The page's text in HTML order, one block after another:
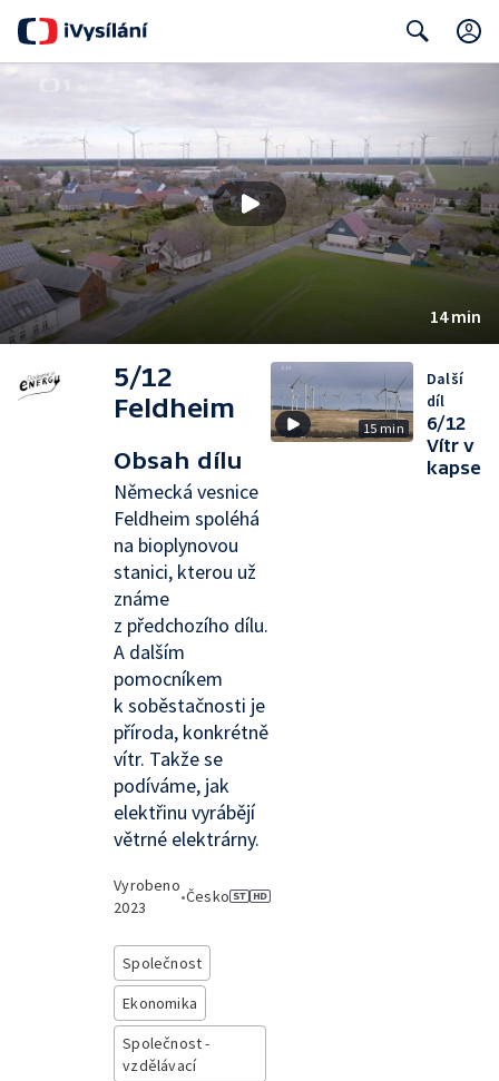
14 min
5/12
Feldheim
Obsah dílu
Německá vesnice
Feldheim spoléhá
na bioplynovou
stanici, kterou už
známe
z předchozího dílu.
A dalším
pomocníkem
k soběstačnosti je
příroda, konkrétně
vítr. Takže se
podíváme, jak
elektřinu vyrábějí
větrné elektrárny.
Vyrobeno
2023
•Česko
Společnost
Ekonomika
Společnost -
vzdělávací
15 min
Další
díl
6/12
Vítr v
kapse